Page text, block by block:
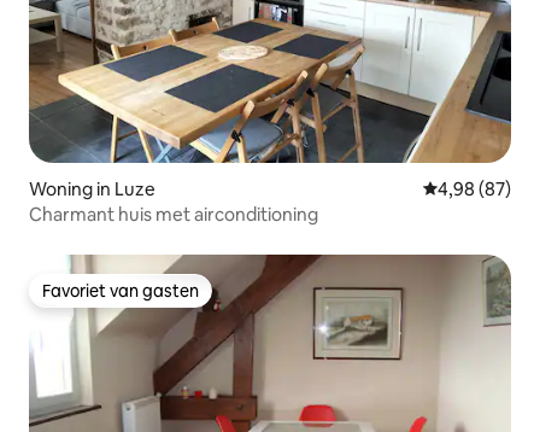
Woning in Luze Gemiddelde
4,98 (87)
Charmant huis met airconditioning
Favoriet van gasten
Favoriet van gasten